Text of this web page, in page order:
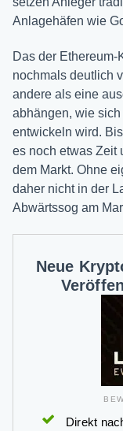
Anlagehäfen wie
Das der
nochmals deutlich
andere als eine
abhängen, wie
entwickeln wird.
es noch etwas Zeit
dem Markt. Ohne
daher nicht in der
Abwärtssog am
Neue
Direkt